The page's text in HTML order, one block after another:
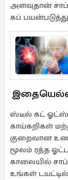
அளவுதான்
கப்
ஸ்டீல் கட் ஓட்ஸ்,
காய்கறிகள்
குறைவான
மூலம் ரத்த
காலையில்
உங்கள்